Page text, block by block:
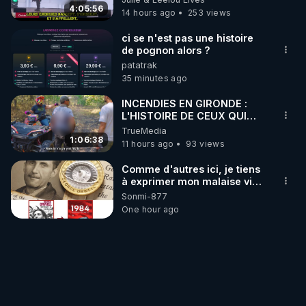
plus rien. Migrez vers les
Odysee, et Tik-Tok", je vous
mettrai les liens en
commentaires. Bisous la
famille.
4:05:56
14 hours ago
253 views
ci se n'est pas une histoire
de pognon alors ?
patatrak
35 minutes ago
1:06:38
INCENDIES EN GIRONDE :
L'HISTOIRE DE CEUX QUI
SONT RESTÉS
TrueMedia
11 hours ago
93 views
Comme d'autres ici, je tiens
à exprimer mon malaise vis-
à-vis des choix de l'équipe
CrowdBunker quant à
l'évolution de la plateforme.
Sonmi-877
One hour ago